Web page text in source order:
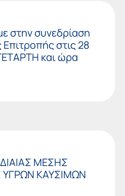
στην συνεδρίαση
στις 28
και ώρα
ΜΕΣΗΣ
ΥΓΡΩΝ ΚΑΥΣΙΜΩΝ